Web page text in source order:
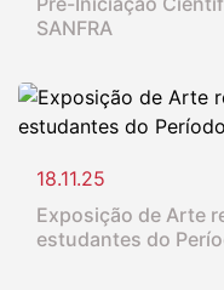
SANFRA
18.11.25
Exposição de Arte
estudantes do